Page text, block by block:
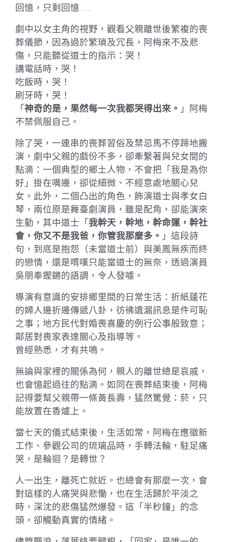
回憶，只剩回憶……
劇中以女主角的視野，觀看父親離世後繁複的喪
葬儀節，因為過於繁瑣及冗長，阿梅來不及悲
傷，只能聽從道士的指示：哭！
講電話時，哭！
吃飯時，哭！
刷牙時，哭！
「 神奇的是，果然每一次我都哭得出來。 」阿梅
不禁佩服自己。
除了哭，一連串的喪葬習俗及禁忌馬不停蹄地搬
演，劇中父親的戲份不多，卻牽繫著與兒女間的
點滴：一個典型的鄉土人物，不會把「我是為你
好」掛在嘴邊，卻從細微、不經意處地關心兒
女。此外，二個凸出的角色，飾演道士與孝女白
琴，兩位原是舞臺劇演員，雖是配角，卻能演來
生動，其中道士「 我幹天，幹地，幹命運，幹社
會，你又不是我爸，你管我那麼多。 」這段詩
句，到底是抱怨（未當道士前）與美鳳無疾而終
的戀情，還是喟嘆只能當道士的無奈，透過演員
吳朋奉鏗鏘的語調，令人發噱。
導演有意識的安排鄉里間的日常生活：折紙蓮花
的婦人邊折邊傳遞八卦，彷彿遺漏訊息是件可恥
之事；地方民代對婚喪喜慶的例行公事般致意；
鄰居對喪家表達關心及指導等。
曾經熟悉，才有共鳴。
無論與家裡的關係為何，親人的離世總是哀戚，
也會憶起過往的點滴。如同在喪葬結束後，阿梅
記得要幫父親帶一條黃長壽，猛然驚覺：菸，只
能放置在香爐上。
當七天的儀式結束後，生活如常，阿梅在應徵新
工作、參觀公司的琉璃品時，手轉法輪，駐足痛
哭，是輪迴？是轉世？
人一出生，離死亡就近。也總會有那麼一次，會
對這樣的人痛哭與悲慟，也在生活歸於平淡之
時，深沈的悲傷猛然爆發。這「半秒鐘」的念
頭，卻觸動真實的情緒。